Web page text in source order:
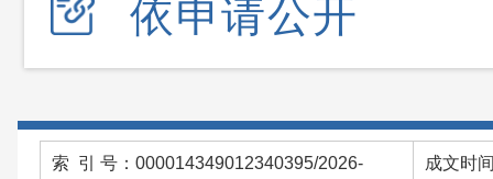
依申请公开
索 引 号：000014349012340395/2026- 成文时